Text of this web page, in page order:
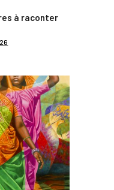
à raconter